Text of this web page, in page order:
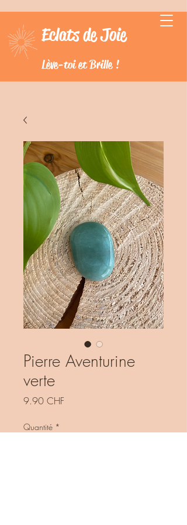
Eclats de Joie
Lève-toi et Brille !
Pierre Aventurine
verte
9.90 CHF
Quantité *